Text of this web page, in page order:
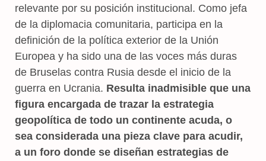
relevante por su posición institucional. Como jefa
de la diplomacia comunitaria, participa en la
definición de la política exterior de la Unión
Europea y ha sido una de las voces más duras
de Bruselas contra Rusia desde el inicio de la
guerra en Ucrania. Resulta inadmisible que una
figura encargada de trazar la estrategia
geopolítica de todo un continente acuda, o
sea considerada una pieza clave para acudir,
a un foro donde se diseñan estrategias de